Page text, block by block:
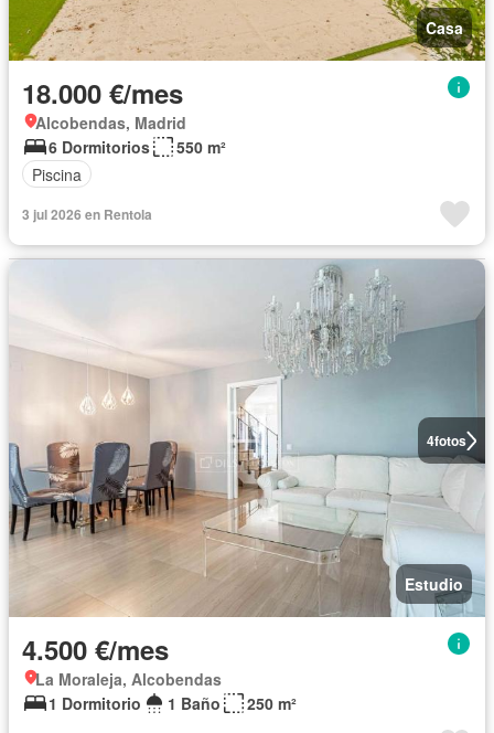
Casa
18.000 €/mes
Alcobendas, Madrid
6 Dormitorios
550 m²
Piscina
3 jul 2026 en Rentola
4fotos
Estudio
4.500 €/mes
La Moraleja, Alcobendas
1 Dormitorio
1 Baño 250 m²